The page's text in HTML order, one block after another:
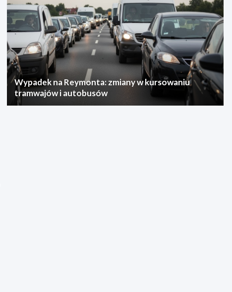
Wypadek na Reymonta: zmiany w kursowaniu
tramwajów i autobusów